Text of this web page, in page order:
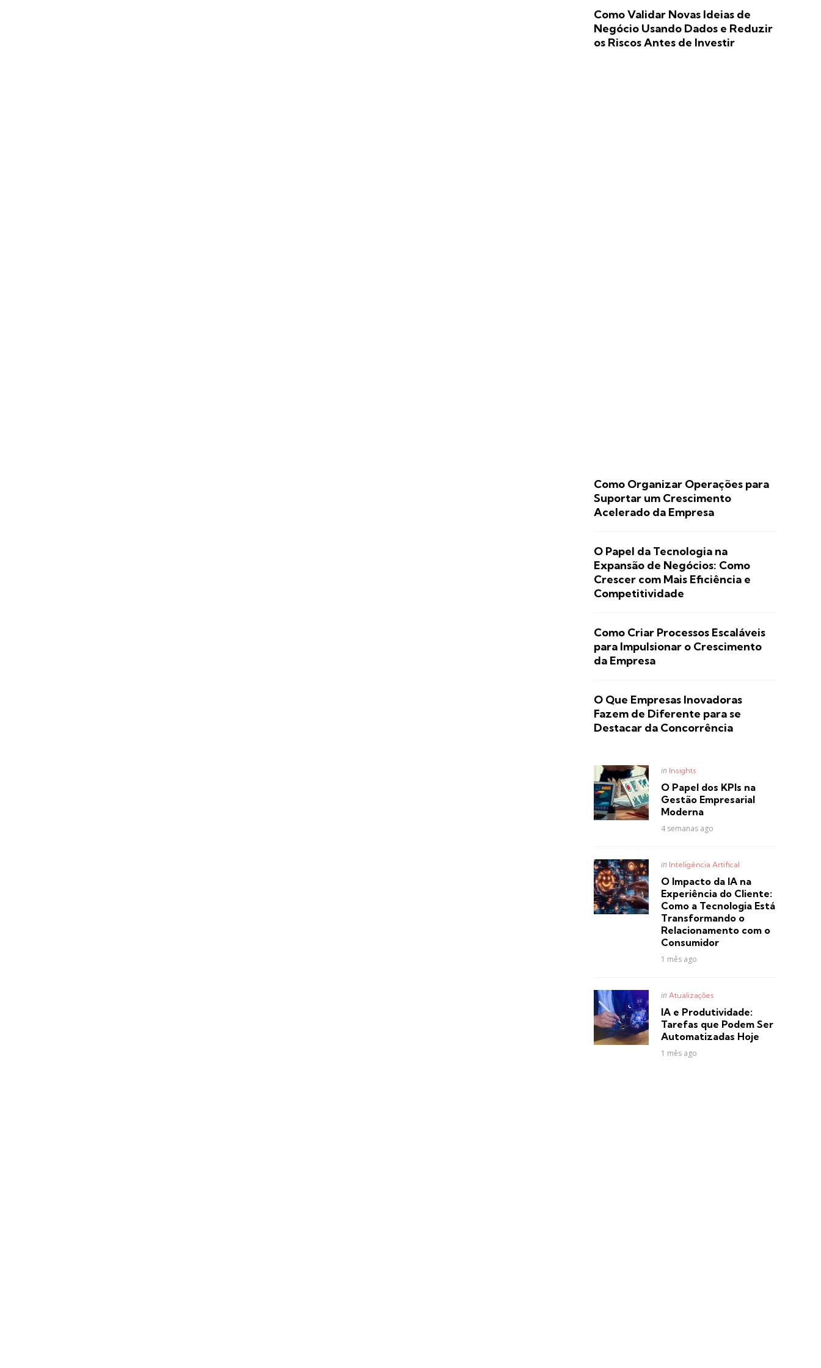
Como Validar Novas Ideias de
Negócio Usando Dados e Reduzir
os Riscos Antes de Investir
Como Organizar Operações para
Suportar um Crescimento
Acelerado da Empresa
O Papel da Tecnologia na
Expansão de Negócios: Como
Crescer com Mais Eficiência e
Competitividade
Como Criar Processos Escaláveis
para Impulsionar o Crescimento
da Empresa
O Que Empresas Inovadoras
Fazem de Diferente para se
Destacar da Concorrência
Posted
in Insights
O Papel dos KPIs na
Gestão Empresarial
Moderna
4 semanas ago
Posted
in Inteligência Artifical
O Impacto da IA na
Experiência do Cliente:
Como a Tecnologia Está
Transformando o
Relacionamento com o
Consumidor
1 mês ago
Posted
in Atualizações
IA e Produtividade:
Tarefas que Podem Ser
Automatizadas Hoje
1 mês ago